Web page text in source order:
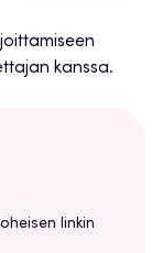
kanssa.
linkin